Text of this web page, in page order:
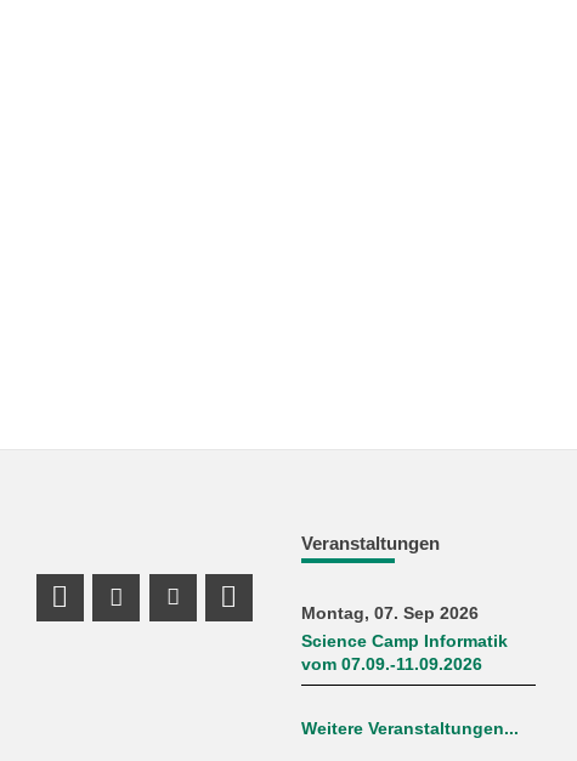
Veranstaltungen
Montag, 07. Sep 2026
Science Camp Informatik
vom 07.09.-11.09.2026
Weitere Veranstaltungen...
Profil Mastodon
Instagram Profil
Youtube Profil
LinkedIn Profil